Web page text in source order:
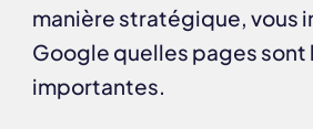
manière stratégique, vous
Google quelles pages sont
importantes.